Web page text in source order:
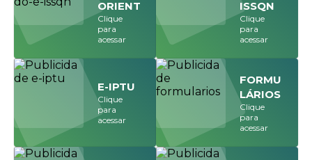
ORIENT
AÇÕES
DO E-
Clique
para
acessar
ISSQN
Clique
para
acessar
E-IPTU
Clique
para
acessar
FORMU
LÁRIOS
Clique
para
acessar